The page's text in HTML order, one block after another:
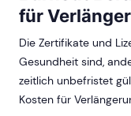
für
Die Zertifikate und
Gesundheit sind,
zeitlich unbefristet
Kosten für